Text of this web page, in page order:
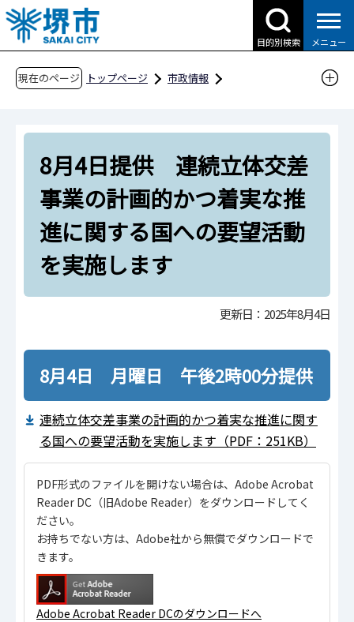
こ
の
ペ
目的別検索 メニュー
現在のページ トップページ
市政情報
報道提供資料
過去の報道提供資料
令和7年
令和7年8月
8月4日提供 連続立体交差事業の計画的かつ着
実な推進に関する国への要望活動を実施します
8月4日提供 連続立体交差
事業の計画的かつ着実な推
進に関する国への要望活動
を実施します
更新日：2025年8月4日
8月4日 月曜日 午後2時00分提供
連続立体交差事業の計画的かつ着実な推進に関す
る国への要望活動を実施します（PDF：251KB）
PDF形式のファイルを開けない場合は、Adobe Acrobat
Reader DC（旧Adobe Reader）をダウンロードしてく
ださい。
お持ちでない方は、Adobe社から無償でダウンロードで
きます。
Adobe Acrobat Reader DCのダウンロードへ